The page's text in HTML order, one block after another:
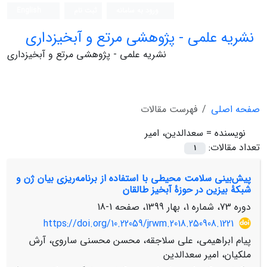
نشریه علمی - پژوهشی مرتع و آبخیزداری
نشریه علمی - پژوهشی مرتع و آبخیزداری
صفحه اصلی
فهرست مقالات
نویسنده = سعدالدین، امیر
تعداد مقالات:
1
پیش‌بینی سلامت محیطی با استفاده از برنامه‌ریزی بیان ژن و
شبکۀ بیزین در حوزۀ ‌آبخیز طالقان
دوره 73، شماره 1، بهار 1399، صفحه
1-18
https://doi.org/10.22059/jrwm.2018.250908.1221
پیام ابراهیمی، علی سلاجقه، محسن محسنی ساروی، آرش
ملکیان، امیر سعدالدین